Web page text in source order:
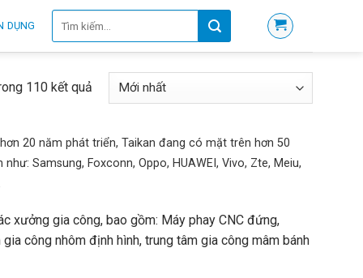
DỤNG
kiếm:
110 kết quả
20 năm phát triển, Taikan đang có mặt trên hơn 50
Samsung, Foxconn, Oppo, HUAWEI, Vivo, Zte, Meiu,
xưởng gia công, bao gồm: Máy phay CNC đứng,
công nhôm định hình, trung tâm gia công mâm bánh